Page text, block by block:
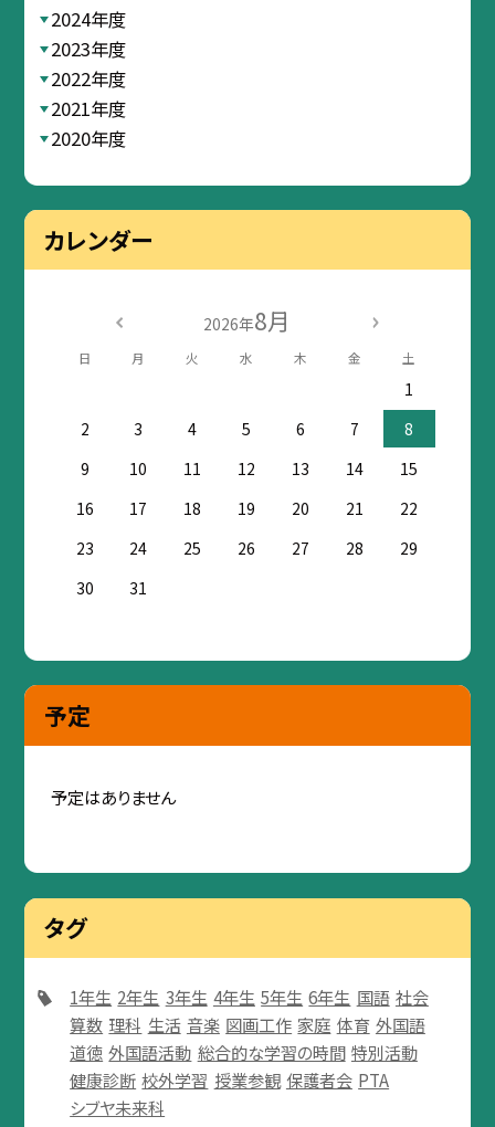
2024年度
2023年度
2022年度
2021年度
2020年度
カレンダー
2026年8月
日 月 火 水 木 金 土
1
2
3 4 5 6 7
8
9
10 11 12 13 14
15
16
17 18 19 20 21
22
23
24 25 26 27 28
29
30
31
予定
予定はありません
タグ
1年生 2年生 3年生 4年生 5年生 6年生 国語 社会
算数 理科 生活 音楽 図画工作 家庭 体育 外国語
道徳 外国語活動 総合的な学習の時間 特別活動
健康診断 校外学習 授業参観 保護者会 PTA
シブヤ未来科